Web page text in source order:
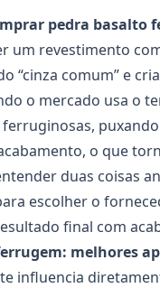
pedra basalto
um revestimento
“cinza comum” e
o mercado usa o
o que
duas coisas
escolher o
final com
melhores
influencia